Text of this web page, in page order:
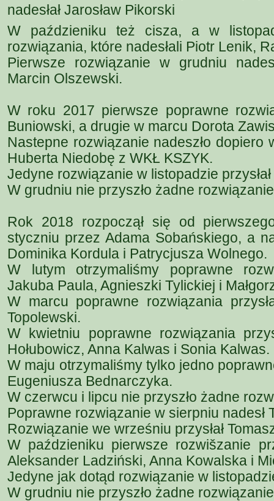
nadesłał Jarosław Pikorski
W paździeniku też cisza, a w
rozwiązania, które nadesłali Piotr Lenik,
Pierwsze rozwiązanie w grudniu
Marcin Olszewski.
W roku 2017 pierwsze poprawne
Buniowski, a drugie w marcu Dorota
Nastepne rozwiązanie nadeszło dopiero
Huberta Niedobę z WKŁ KSZYK.
Jedyne rozwiązanie w listopadzie
W grudniu nie przyszło żadne
Rok 2018 rozpoczął się od
styczniu przez Adama Sobańskiego, a
Dominika Kordula i Patrycjusza Wolnego.
W lutym otrzymaliśmy poprawne
Jakuba Paula, Agnieszki Tylickiej i
W marcu poprawne rozwiązania
Topolewski.
W kwietniu poprawne rozwiązania
Hołubowicz, Anna Kalwas i Sonia Kalwas.
W maju otrzymaliśmy tylko jedno
Eugeniusza Bednarczyka.
W czerwcu i lipcu nie przyszło żadne
Poprawne rozwiązanie w sierpniu nadesł
Rozwiązanie we wrześniu przysłał
W paździeniku pierwsze rozwišzanie
Aleksander Ladziński, Anna Kowalska i
Jedyne jak dotąd rozwiązanie w
W grudniu nie przyszło żadne